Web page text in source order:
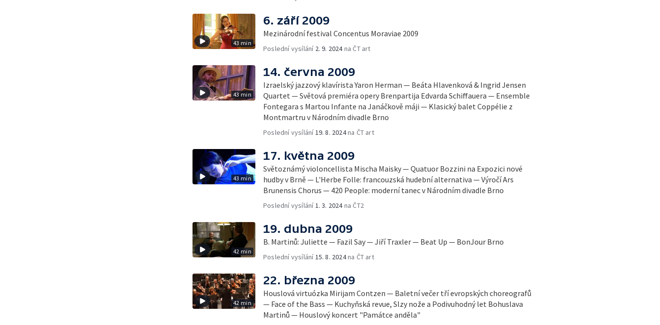
43 min
6. září 2009
Mezinárodní festival Concentus Moraviae 2009
Poslední vysílání 2. 9. 2024na ČT art
43 min
14. června 2009
Izraelský jazzový klavírista Yaron Herman — Beáta Hlavenková & Ingrid Jensen
Quartet — Světová premiéra opery Brenpartija Edvarda Schiffauera — Ensemble
Fontegara s Martou Infante na Janáčkově máji — Klasický balet Coppélie z
Montmartru v Národním divadle Brno
Poslední vysílání19. 8. 2024na ČT art
43 min
17. května 2009
Světoznámý violoncellista Mischa Maisky — Quatuor Bozzini na Expozici nové
hudby v Brně — L'Herbe Folle: francouzská hudební alternativa — Výročí Ars
Brunensis Chorus — 420 People: moderní tanec v Národním divadle Brno
Poslední vysílání1. 3. 2024na ČT2
42 min
19. dubna 2009
B. Martinů: Juliette — Fazil Say — Jiří Traxler — Beat Up — BonJour Brno
Poslední vysílání15. 8. 2024na ČT art
42 min
22. března 2009
Houslová virtuózka Mirijam Contzen — Baletní večer tří evropských choreografů
— Face of the Bass — Kuchyňská revue, Slzy nože a Podivuhodný let Bohuslava
Martinů — Houslový koncert "Památce anděla"